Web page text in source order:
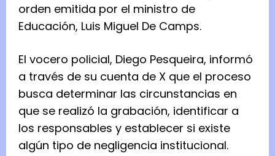
orden emitida por el ministro de
Educación, Luis Miguel De Camps.
El vocero policial, Diego Pesqueira, informó
a través de su cuenta de X que el proceso
busca determinar las circunstancias en
que se realizó la grabación, identificar a
los responsables y establecer si existe
algún tipo de negligencia institucional.